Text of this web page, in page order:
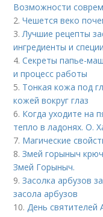
Возможности
2.Чешется веко
3.Лучшие рецепты
ингредиенты и
4.Секреты папье-
и процесс работы
5. Тонкая кожа под
кожей вокруг глаз
6. Когда уходите на
тепло в ладонях. О.
7. Магические
8.Змей горыныч
Змей Горыныч.
9.Засолка арбузов
засола арбузов
10.День святителей